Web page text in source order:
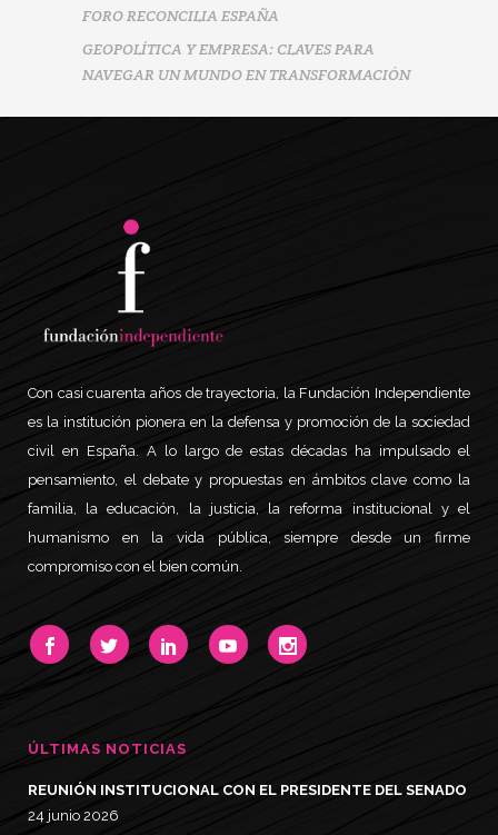
FORO RECONCILIA ESPAÑA
GEOPOLÍTICA Y EMPRESA: CLAVES PARA
NAVEGAR UN MUNDO EN TRANSFORMACIÓN
Con casi cuarenta años de trayectoria, la Fundación Independiente
es la institución pionera en la defensa y promoción de la sociedad
civil en España. A lo largo de estas décadas ha impulsado el
pensamiento, el debate y propuestas en ámbitos clave como la
familia, la educación, la justicia, la reforma institucional y el
humanismo en la vida pública, siempre desde un firme
compromiso con el bien común.
ÚLTIMAS NOTICIAS
REUNIÓN INSTITUCIONAL CON EL PRESIDENTE DEL SENADO
24 junio 2026